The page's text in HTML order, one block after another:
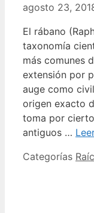
agosto 23,
El rábano
taxonomía
más comunes
extensión por
auge como
origen exacto
toma por
antiguos …
Categorías